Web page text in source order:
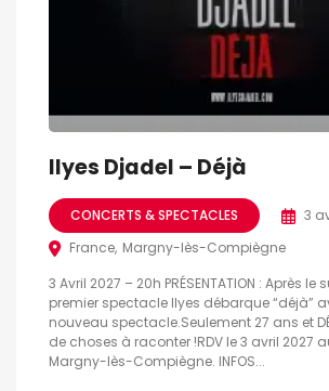
Ilyes Djadel – Déjà
CONCERTS & SPECTACLES
3
France Margny-lès-Compiègne
3 Avril 2027 – 20h PRÉSENTATION : Après
premier spectacle Ilyes débarque “déjà”
nouveau spectacle.Seulement 27 ans et
de choses à raconter !RDV le 3 avril 2027
Margny-lès-Compiègne. INFOS...